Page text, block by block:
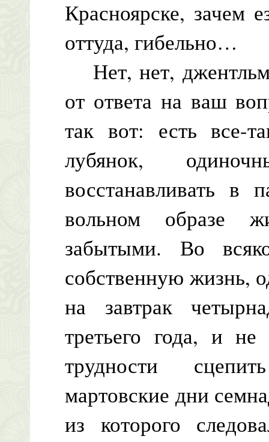
Красноярске, зачем
оттуда, гибельно…
Нет, нет,
от ответа на ваш
так вот: есть все-
лубянок,
восстанавливать в
вольном образе
забытыми. Во
собственную жизнь,
на завтрак
третьего года, и не
трудности
мартовские дни
из которого